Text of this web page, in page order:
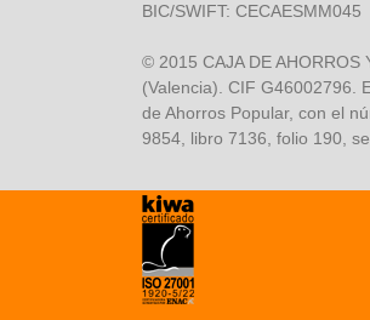
BIC/SWIFT: CECAESMM045
© 2015 CAJA DE AHORROS
(Valencia). CIF G46002796.
de Ahorros Popular, con el
9854, libro 7136, folio 190,